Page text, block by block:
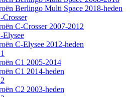
Berlingo Multi Space 2018-heden
Crosser
C-Crosser 2007-2012
Elysee
C-Elysee 2012-heden
C1 2005-2014
C1 2014-heden
C2 2003-heden